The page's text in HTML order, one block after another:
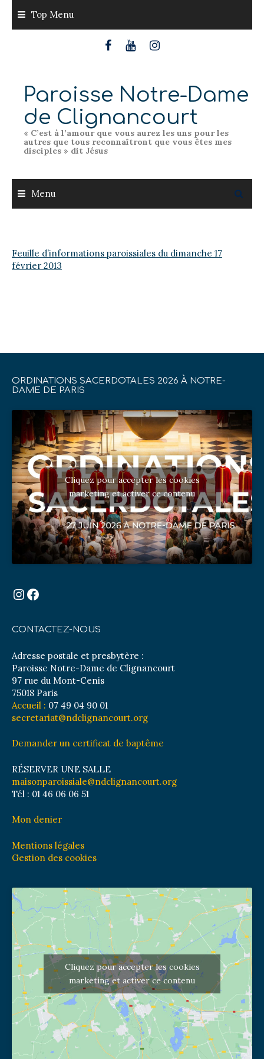
content
Top Menu
Paroisse Notre-Dame
de Clignancourt
« C’est à l’amour que vous aurez les uns pour les
autres que tous reconnaîtront que vous êtes mes
disciples » dit Jésus
Menu
Feuille d’informations paroissiales du dimanche 17
février 2013
ORDINATIONS SACERDOTALES 2026 À NOTRE-
DAME DE PARIS
Cliquez pour accepter les cookies
marketing et activer ce contenu
Instagram
Facebook
CONTACTEZ-NOUS
Adresse postale et presbytère :
Paroisse Notre-Dame de Clignancourt
97 rue du Mont-Cenis
75018 Paris
Accueil : 07 49 04 90 01
secretariat@ndclignancourt.org
Demander un certificat de baptême
RÉSERVER UNE SALLE
maisonparoissiale@ndclignancourt.org
Tél : 01 46 06 06 51
Mon denier
Mentions légales
Gestion des cookies
Cliquez pour accepter les cookies
marketing et activer ce contenu